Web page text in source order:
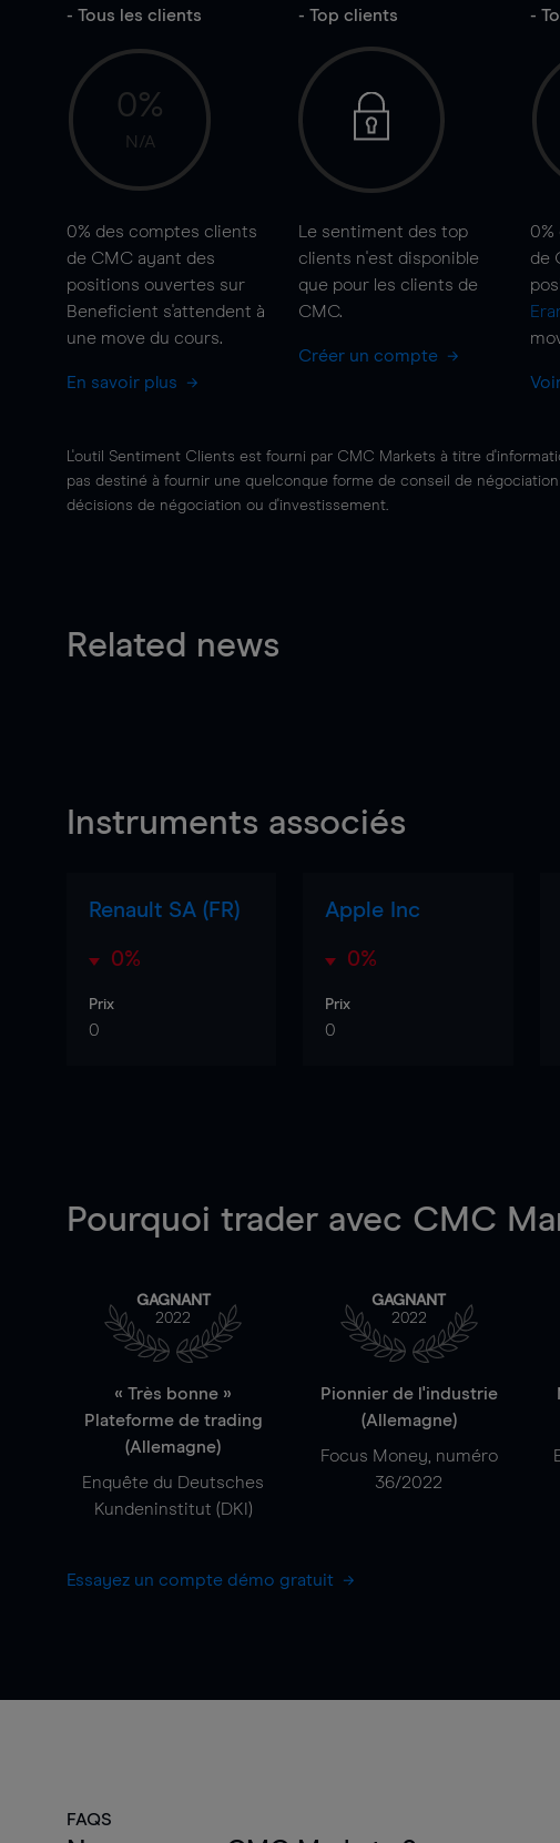
- Tous les clients
0%
N/A
0% des comptes clients
de CMC ayant des
positions ouvertes sur
Beneficient s'attendent à
une move du cours.
En savoir plus
- Top clients
Le sentiment des top
clients n'est disponible
que pour les clients de
CMC.
Créer un compte
-
0%
de
L'outil Sentiment Clients est fourni par CMC Markets à titre
pas destiné à fournir une quelconque forme de conseil de
décisions de négociation ou d'investissement.
Related news
Instruments associés
Renault SA (FR)
0%
Prix
0
Apple Inc
0%
Prix
0
Pourquoi trader avec CMC
GAGNANT
2022
« Très bonne »
Plateforme de trading
(Allemagne)
Enquête du Deutsches
Kundeninstitut (DKI)
GAGNANT
2022
Pionnier de l'industrie
(Allemagne)
Focus Money, numéro
36/2022
Essayez un compte démo gratuit
FAQS